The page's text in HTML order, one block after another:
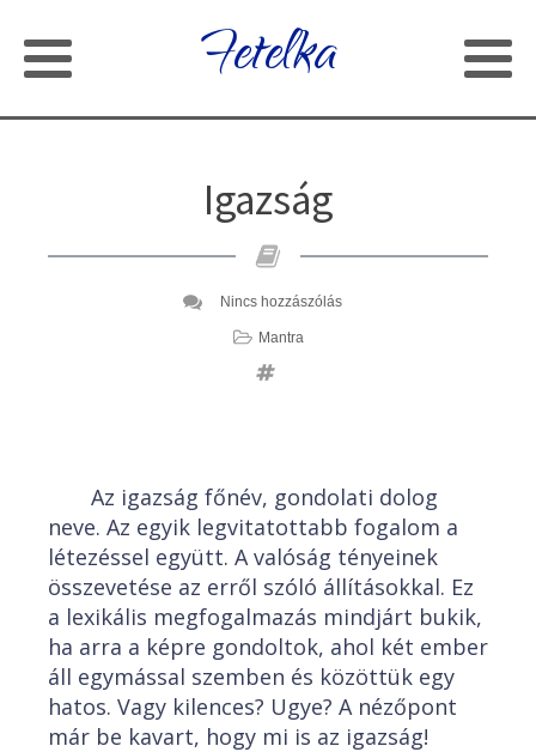
Fetelka
Igazság
Nincs hozzászólás
Mantra
Az igazság főnév, gondolati dolog
neve. Az egyik legvitatottabb fogalom a
létezéssel együtt. A valóság tényeinek
összevetése az erről szóló állításokkal. Ez
a lexikális megfogalmazás mindjárt bukik,
ha arra a képre gondoltok, ahol két ember
áll egymással szemben és közöttük egy
hatos. Vagy kilences? Ugye? A nézőpont
már be kavart, hogy mi is az igazság!